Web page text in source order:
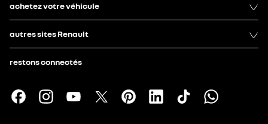
achetez votre véhicule
autres sites Renault
restons connectés